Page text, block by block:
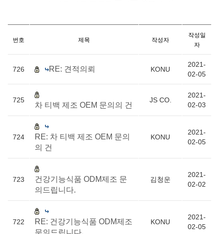
번호 제목 작성자
작성일
자
726 RE: 견적의뢰 KONU
2021-
02-05
725
차 티백 제조 OEM 문의의 건
JS CO.
2021-
02-03
724
RE: 차 티백 제조 OEM 문의
의 건
KONU
2021-
02-05
723
건강기능식품 ODM제조 문
의드립니다.
김청운
2021-
02-02
722
RE: 건강기능식품 ODM제조
문의드립니다.
KONU
2021-
02-05